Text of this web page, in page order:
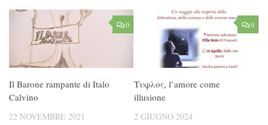
0
Il Barone rampante di Italo
Calvino
22 NOVEMBRE 2021
0
Τυφλος, l’amore come
illusione
2 GIUGNO 2024